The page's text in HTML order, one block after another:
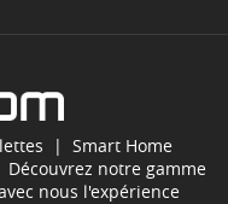
| Smart Home
notre gamme
nous l'expérience